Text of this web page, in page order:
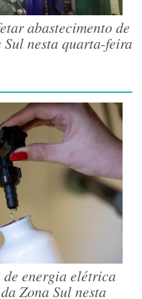
abastecimento de
nesta quarta-feira
de energia elétrica
Zona Sul nesta